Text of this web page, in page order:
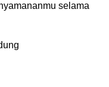
selama